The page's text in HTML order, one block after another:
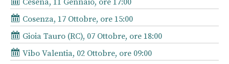
Cosenza, 17 Ottobre, ore 15:00
Gioia Tauro (RC), 07 Ottobre, ore 18:00
Vibo Valentia, 02 Ottobre, ore 09:00